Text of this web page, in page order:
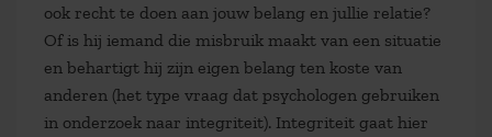
ook recht te doen aan jouw belang en jullie relatie?
Of is hij iemand die misbruik maakt van een situatie
en behartigt hij zijn eigen belang ten koste van
anderen (het type vraag dat psychologen gebruiken
in onderzoek naar integriteit). Integriteit gaat hier